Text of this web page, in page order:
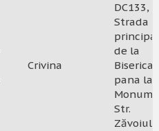
Crivina
DC133,
Strada
de la
Biserica
pana la
Str.